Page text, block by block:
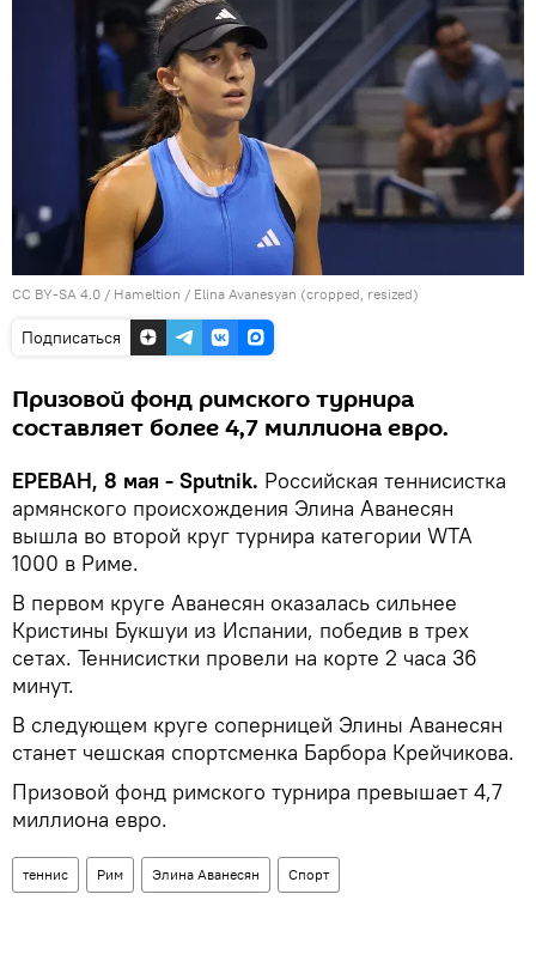
CC BY-SA 4.0 / Hameltion / Elina Avanesyan (cropped, resized)
Подписаться
Призовой фонд римского турнира
составляет более 4,7 миллиона евро.
ЕРЕВАН, 8 мая - Sputnik. Российская теннисистка
армянского происхождения Элина Аванесян
вышла во второй круг турнира категории WTA
1000 в Риме.
В первом круге Аванесян оказалась сильнее
Кристины Букшуи из Испании, победив в трех
сетах. Теннисистки провели на корте 2 часа 36
минут.
В следующем круге соперницей Элины Аванесян
станет чешская спортсменка Барбора Крейчикова.
Призовой фонд римского турнира превышает 4,7
миллиона евро.
теннис Рим Элина Аванесян Спорт